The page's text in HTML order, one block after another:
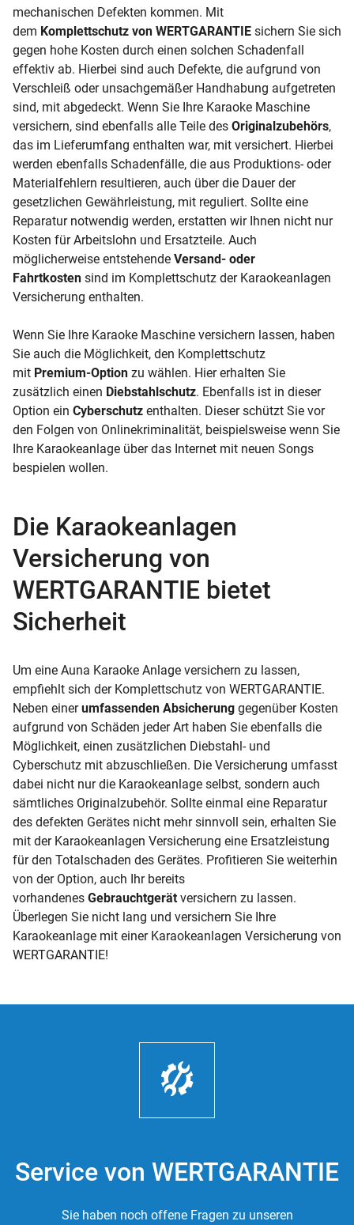
mechanischen Defekten kommen. Mit
dem Komplettschutz von WERTGARANTIE sichern Sie sich
gegen hohe Kosten durch einen solchen Schadenfall
effektiv ab. Hierbei sind auch Defekte, die aufgrund von
Verschleiß oder unsachgemäßer Handhabung aufgetreten
sind, mit abgedeckt. Wenn Sie Ihre Karaoke Maschine
versichern, sind ebenfalls alle Teile des Originalzubehörs,
das im Lieferumfang enthalten war, mit versichert. Hierbei
werden ebenfalls Schadenfälle, die aus Produktions- oder
Materialfehlern resultieren, auch über die Dauer der
gesetzlichen Gewährleistung, mit reguliert. Sollte eine
Reparatur notwendig werden, erstatten wir Ihnen nicht nur
Kosten für Arbeitslohn und Ersatzteile. Auch
möglicherweise entstehende Versand- oder
Fahrtkosten sind im Komplettschutz der Karaokeanlagen
Versicherung enthalten.
Wenn Sie Ihre Karaoke Maschine versichern lassen, haben
Sie auch die Möglichkeit, den Komplettschutz
mit Premium-Option zu wählen. Hier erhalten Sie
zusätzlich einen Diebstahlschutz. Ebenfalls ist in dieser
Option ein Cyberschutz enthalten. Dieser schützt Sie vor
den Folgen von Onlinekriminalität, beispielsweise wenn Sie
Ihre Karaokeanlage über das Internet mit neuen Songs
bespielen wollen.
Die Karaokeanlagen
Versicherung von
WERTGARANTIE bietet
Sicherheit
Um eine Auna Karaoke Anlage versichern zu lassen,
empfiehlt sich der Komplettschutz von WERTGARANTIE.
Neben einerumfassenden Absicherung gegenüber Kosten
aufgrund von Schäden jeder Art haben Sie ebenfalls die
Möglichkeit, einen zusätzlichen Diebstahl- und
Cyberschutz mit abzuschließen. Die Versicherung umfasst
dabei nicht nur die Karaokeanlage selbst, sondern auch
sämtliches Originalzubehör. Sollte einmal eine Reparatur
des defekten Gerätes nicht mehr sinnvoll sein, erhalten Sie
mit der Karaokeanlagen Versicherung eine Ersatzleistung
für den Totalschaden des Gerätes. Profitieren Sie weiterhin
von der Option, auch Ihr bereits
vorhandenes Gebrauchtgerät versichern zu lassen.
Überlegen Sie nicht lang und versichern Sie Ihre
Karaokeanlage mit einer Karaokeanlagen Versicherung von
WERTGARANTIE!
Service von WERTGARANTIE
Sie haben noch offene Fragen zu unseren